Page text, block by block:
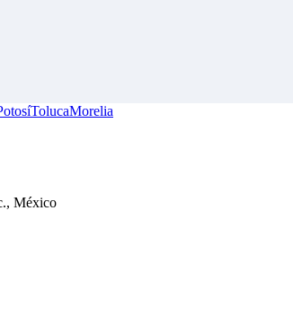
TolucaMorelia
México